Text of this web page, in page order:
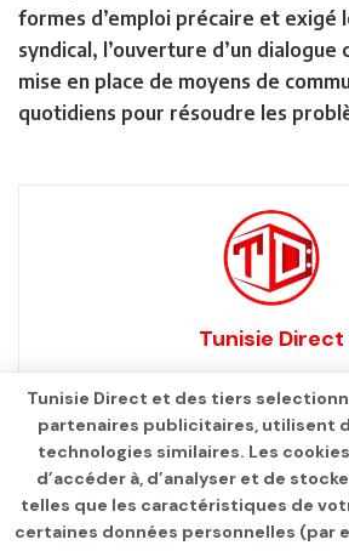
formes d’emploi précaire et exigé
syndical, l’ouverture d’un
mise en place de moyens de
quotidiens pour résoudre les
Tunisie Direct
Tunisie Direct et des tiers
partenaires publicitaires, utilisent
technologies similaires. Les
d’accéder à, d’analyser et de
telles que les caractéristiques de
certaines données personnelles (par